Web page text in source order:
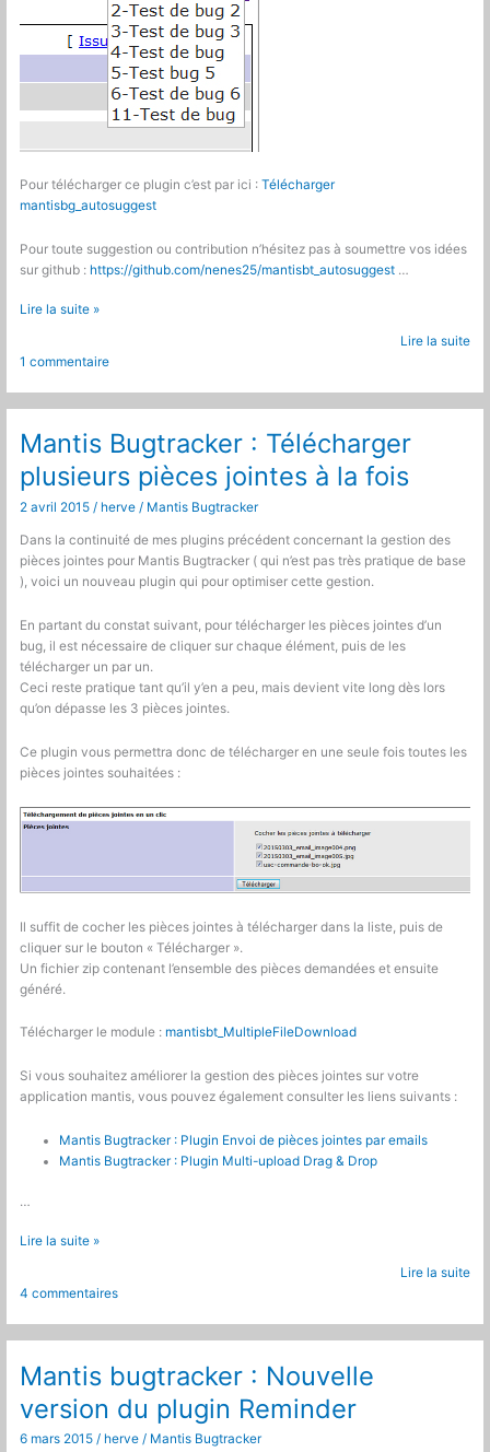
Pour télécharger ce plugin c’est par ici :Télécharger
mantisbg_autosuggest
Pour toute suggestion ou contribution n’hésitez pas à soumettre vos idées
sur github : https://github.com/nenes25/mantisbt_autosuggest …
Mantis
Plugin
auto
suggestion
des
noms
des
bugs
et
des
utilisateurs
Lire la suite »
Lire la suite
1 commentaire
Mantis Bugtracker : Télécharger
plusieurs pièces jointes à la fois
2 avril 2015/ herve/ Mantis Bugtracker
Dans la continuité de mes plugins précédent concernant la gestion des
pièces jointes pour Mantis Bugtracker ( qui n’est pas très pratique de base
), voici un nouveau plugin qui pour optimiser cette gestion.
En partant du constat suivant, pour télécharger les pièces jointes d’un
bug, il est nécessaire de cliquer sur chaque élément, puis de les
télécharger un par un.
Ceci reste pratique tant qu’il y’en a peu, mais devient vite long dès lors
qu’on dépasse les 3 pièces jointes.
Ce plugin vous permettra donc de télécharger en une seule fois toutes les
pièces jointes souhaitées :
Il suffit de cocher les pièces jointes à télécharger dans la liste, puis de
cliquer sur le bouton « Télécharger ».
Un fichier zip contenant l’ensemble des pièces demandées et ensuite
généré.
Télécharger le module : mantisbt_MultipleFileDownload
Si vous souhaitez améliorer la gestion des pièces jointes sur votre
application mantis, vous pouvez également consulter les liens suivants :
Mantis Bugtracker : Plugin Envoi de pièces jointes par emails
Mantis Bugtracker : Plugin Multi-upload Drag & Drop
…
Mantis
Télécharger
plusieurs
pièces
jointes
à
la
Lire la suite »
Lire la suite
4 commentaires
Mantis bugtracker : Nouvelle
version du plugin Reminder
6 mars 2015/ herve/ Mantis Bugtracker